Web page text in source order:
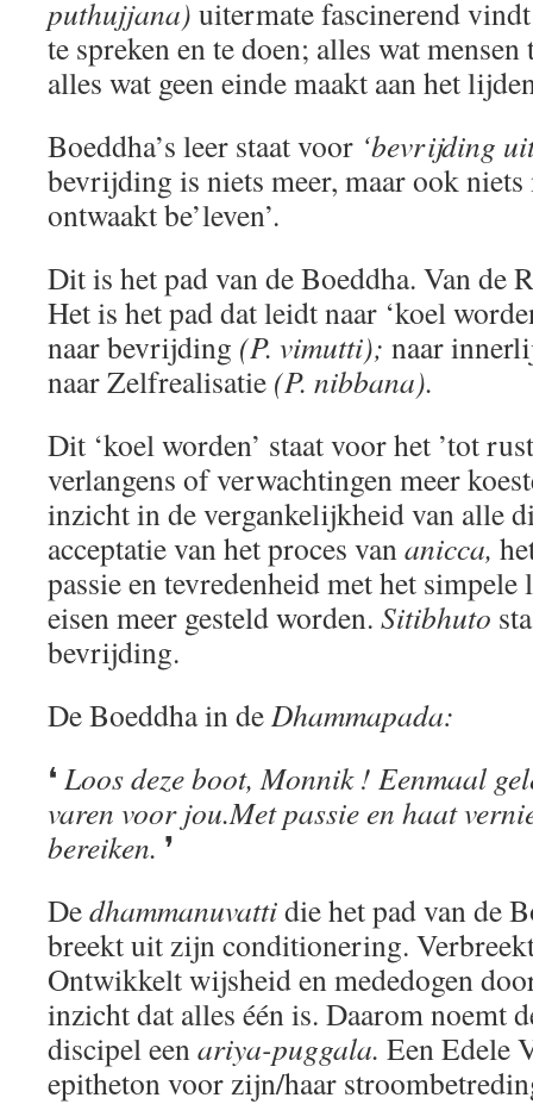
puthujjana) uitermate fascinerend
te spreken en te doen; alles wat
alles wat geen einde maakt aan het
Boeddha’s leer staat voor ‘bevrijding
bevrijding is niets meer, maar ook
ontwaakt be’leven’.
Dit is het pad van de Boeddha. Van de
Het is het pad dat leidt naar ‘koel
naar bevrijding (P. vimutti); naar
naar Zelfrealisatie (P. nibbana).
Dit ‘koel worden’ staat voor het ’tot
verlangens of verwachtingen meer
inzicht in de vergankelijkheid van alle
acceptatie van het proces vananicca,
passie en tevredenheid met het simpele
eisen meer gesteld worden. Sitibhuto
bevrijding.
De Boeddha in deDhammapada:
❛ Loos deze boot, Monnik ! Eenmaal
varen voor jou.Met passie en haat
bereiken. ❜
Dedhammanuvattidie het pad van de
breekt uit zijn conditionering.
Ontwikkelt wijsheid en mededogen
inzicht dat alles één is. Daarom noemt
discipel eenariya-puggala. Een Edele
epitheton voor zijn/haar